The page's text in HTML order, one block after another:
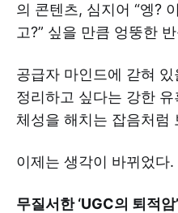
의 콘텐츠, 심지어 “엥?
고?” 싶을 만큼 엉뚱한
공급자 마인드에 갇혀
정리하고 싶다는 강한
체성을 해치는 잡음처럼
이제는 생각이 바뀌었다.
무질서한 ‘UGC의 퇴적